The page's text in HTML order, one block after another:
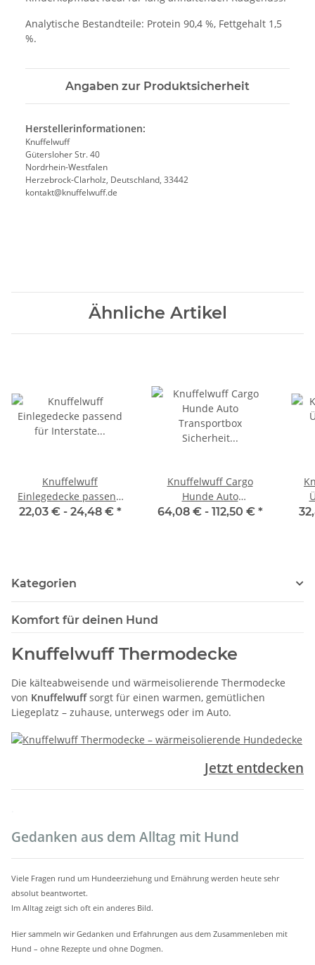
Analytische Bestandteile: Protein 90,4 %, Fettgehalt 1,5
%.
Angaben zur Produktsicherheit
Herstellerinformationen:
Knuffelwuff
Gütersloher Str. 40
Nordrhein-Westfalen
Herzebrock-Clarholz, Deutschland, 33442
kontakt@knuffelwuff.de
Ähnliche Artikel
Knuffelwuff
Einlegedecke passend
für Interstate
22,03 € - 24,48 € *
Knuffelwuff Cargo
Hunde Auto
Transportbox Sicherheit
64,08 € - 112,50 € *
Kategorien
Komfort für deinen Hund
Knuffelwuff Thermodecke
Die kälteabweisende und wärmeisolierende Thermodecke
von Knuffelwuffsorgt für einen warmen, gemütlichen
Liegeplatz – zuhause, unterwegs oder im Auto.
Jetzt entdecken
Gedanken aus dem Alltag mit Hund
Viele Fragen rund um Hundeerziehung und Ernährung werden heute sehr
absolut beantwortet.
Im Alltag zeigt sich oft ein anderes Bild.
Hier sammeln wir Gedanken und Erfahrungen aus dem Zusammenleben mit
Hund – ohne Rezepte und ohne Dogmen.